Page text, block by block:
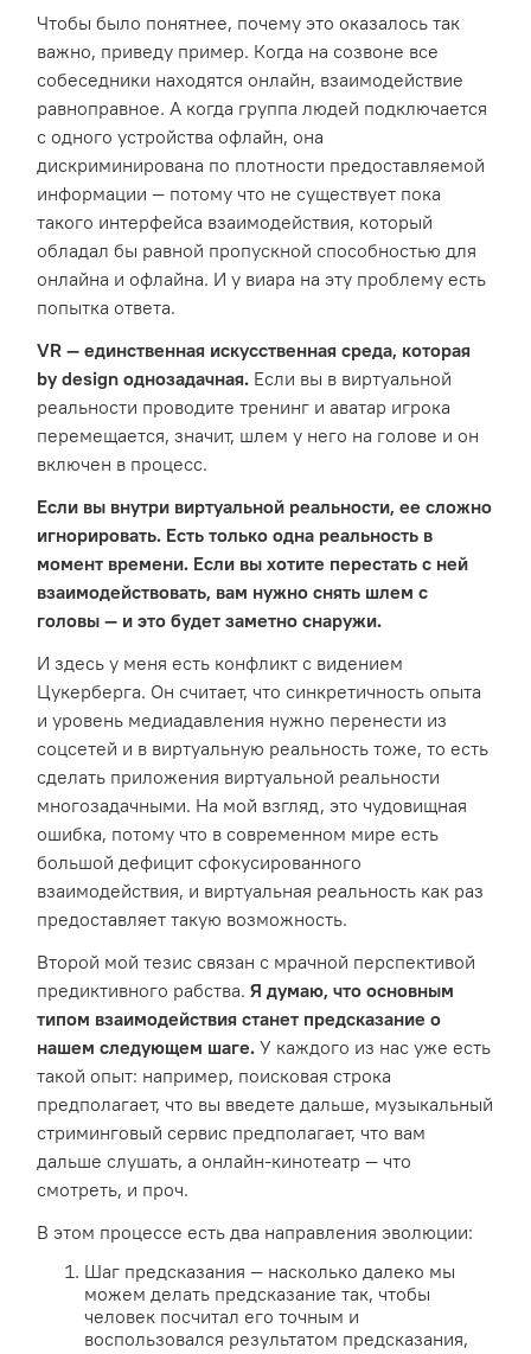
Чтобы было понятнее, почему это оказалось так
важно, приведу пример. Когда на созвоне все
собеседники находятся онлайн, взаимодействие
равноправное. А когда группа людей подключается
с одного устройства офлайн, она
дискриминирована по плотности предоставляемой
информации — потому что не существует пока
такого интерфейса взаимодействия, который
обладал бы равной пропускной способностью для
онлайна и офлайна. И у виара на эту проблему есть
попытка ответа.
VR — единственная искусственная среда, которая
by design однозадачная. Если вы в виртуальной
реальности проводите тренинг и аватар игрока
перемещается, значит, шлем у него на голове и он
включен в процесс.
Если вы внутри виртуальной реальности, ее сложно
игнорировать. Есть только одна реальность в
момент времени. Если вы хотите перестать с ней
взаимодействовать, вам нужно снять шлем с
головы — и это будет заметно снаружи.
И здесь у меня есть конфликт с видением
Цукерберга. Он считает, что синкретичность опыта
и уровень медиадавления нужно перенести из
соцсетей и в виртуальную реальность тоже, то есть
сделать приложения виртуальной реальности
многозадачными. На мой взгляд, это чудовищная
ошибка, потому что в современном мире есть
большой дефицит сфокусированного
взаимодействия, и виртуальная реальность как раз
предоставляет такую возможность.
Второй мой тезис связан с мрачной перспективой
предиктивного рабства.Я думаю, что основным
типом взаимодействия станет предсказание о
нашем следующем шаге. У каждого из нас уже есть
такой опыт: например, поисковая строка
предполагает, что вы введете дальше, музыкальный
стриминговый сервис предполагает, что вам
дальше слушать, а онлайн-кинотеатр — что
смотреть, и проч.
В этом процессе есть два направления эволюции:
Шаг предсказания — насколько далеко мы
можем делать предсказание так, чтобы
человек посчитал его точным и
воспользовался результатом предсказания,